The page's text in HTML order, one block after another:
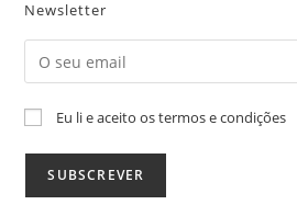
Newsletter
Eu li e aceito os termos e condições